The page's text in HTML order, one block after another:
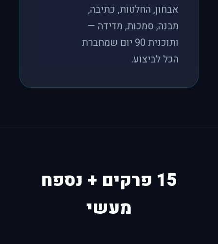
אבחון, החלטות, כתיבה,
מבנה, סמכות, מדידה —
ותוכנית 90 יום שמחברת
הכל לביצוע.
15 פרקים + נספח
מעשי